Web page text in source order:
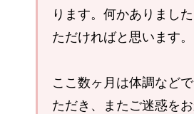
ります。何かありまし
ただければと思います。
ここ数ヶ月は体調など
ただき、またご迷惑を